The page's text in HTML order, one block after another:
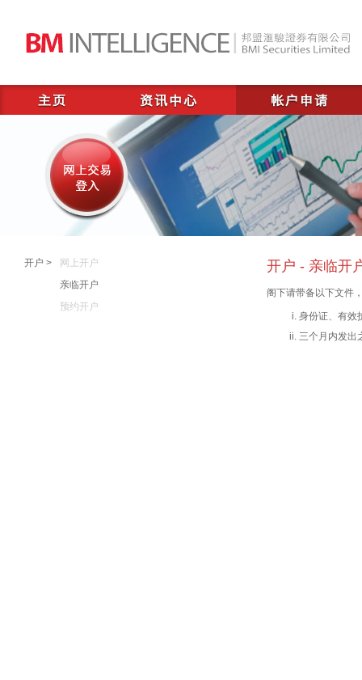
开户 >
网上开户
亲临开户
预约开户
开户 - 亲临开
阁下请带备以下文件
身份证、有效
三个月内发出